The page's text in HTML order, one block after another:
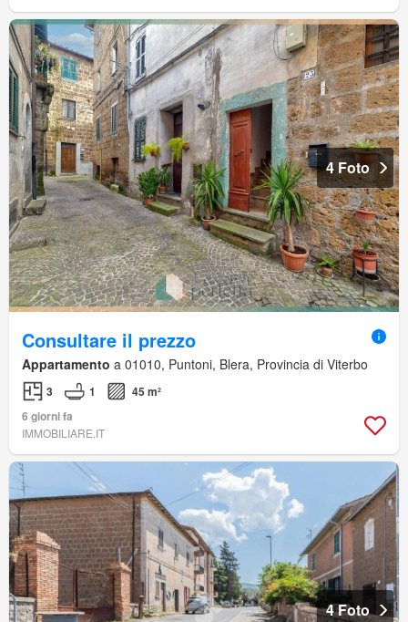
4 Foto
Consultare il prezzo
Appartamento a 01010, Puntoni, Blera, Provincia di Viterbo
3 1
45 m²
6 giorni fa
IMMOBILIARE.IT
4 Foto